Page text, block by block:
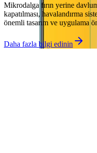
Mikrodalga fırın yerine
kapatılması, havalandırma
önemli tasarım ve uygulama
Daha fazla bilgi edinin